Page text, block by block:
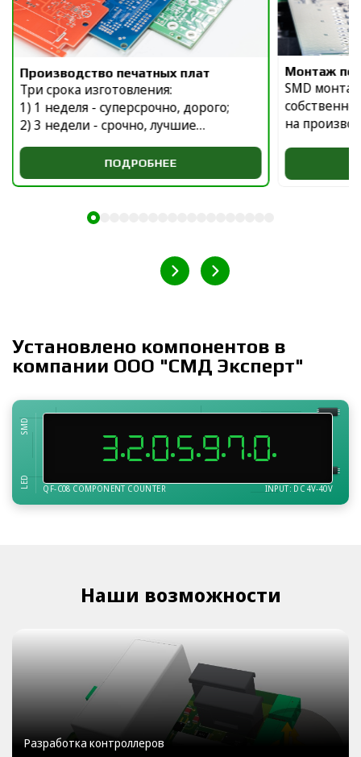
Производство печатных плат
Три срока изготовления:
1) 1 неделя - суперсрочно, дорого;
2) 3 недели - срочно, лучшие
пропорции цены и срока;
3) 6 недель - серия, оптимально по
цене.
ПОДРОБНЕЕ
Монтаж
SMD
на
в городе
Установлено компонентов в
компании ООО "СМД Эксперт"
SMD
LED
3 2 0 5 9 7 0
QF-C08 COMPONENT COUNTER INPUT: DC 4V-40V
Наши возможности
Разработка контроллеров